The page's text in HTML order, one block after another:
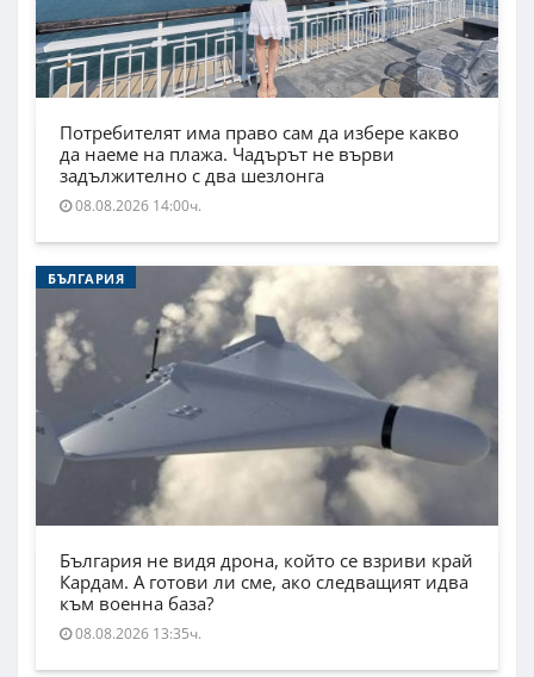
Потребителят има право сам да избере какво
да наеме на плажа. Чадърът не върви
задължително с два шезлонга
08.08.2026 14:00ч.
БЪЛГАРИЯ
България не видя дрона, който се взриви край
Кардам. А готови ли сме, ако следващият идва
към военна база?
08.08.2026 13:35ч.